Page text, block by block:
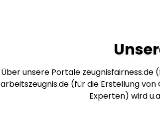
Über unsere Portale zeugnisfairness.de
arbeitszeugnis.de (für die Erstellung
Experten) wird